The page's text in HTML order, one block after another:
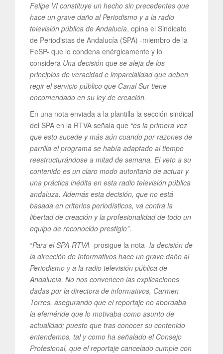
Felipe VI constituye un hecho sin precedentes que
hace un grave daño al Periodismo y a la radio
televisión pública de Andalucía, opina el Sindicato
de Periodistas de Andalucía (SPA) -miembro de la
FeSP- que lo condena enérgicamente y lo
considera Una decisión que se aleja de los
principios de veracidad e imparcialidad que deben
regir el servicio público que Canal Sur tiene
encomendado en su ley de creación.
En una nota enviada a la plantilla la sección sindical
del SPA en la RTVA señala que “es la primera vez
que esto sucede y más aún cuando por razones de
parrilla el programa se había adaptado al tiempo
reestructurándose a mitad de semana. El veto a su
contenido es un claro modo autoritario de actuar y
una práctica inédita en esta radio televisión pública
andaluza. Además esta decisión, que no está
basada en criterios periodísticos, va contra la
libertad de creación y la profesionalidad de todo un
equipo de reconocido prestigio”.
“Para el SPA-RTVA -prosigue la nota- la decisión de
la dirección de Informativos hace un grave daño al
Periodismo y a la radio televisión pública de
Andalucía. No nos convencen las explicaciones
dadas por la directora de informativos, Carmen
Torres, asegurando que el reportaje no abordaba
la efeméride que lo motivaba como asunto de
actualidad; puesto que tras conocer su contenido
entendemos, tal y como ha señalado el Consejo
Profesional, que el reportaje cancelado cumple con